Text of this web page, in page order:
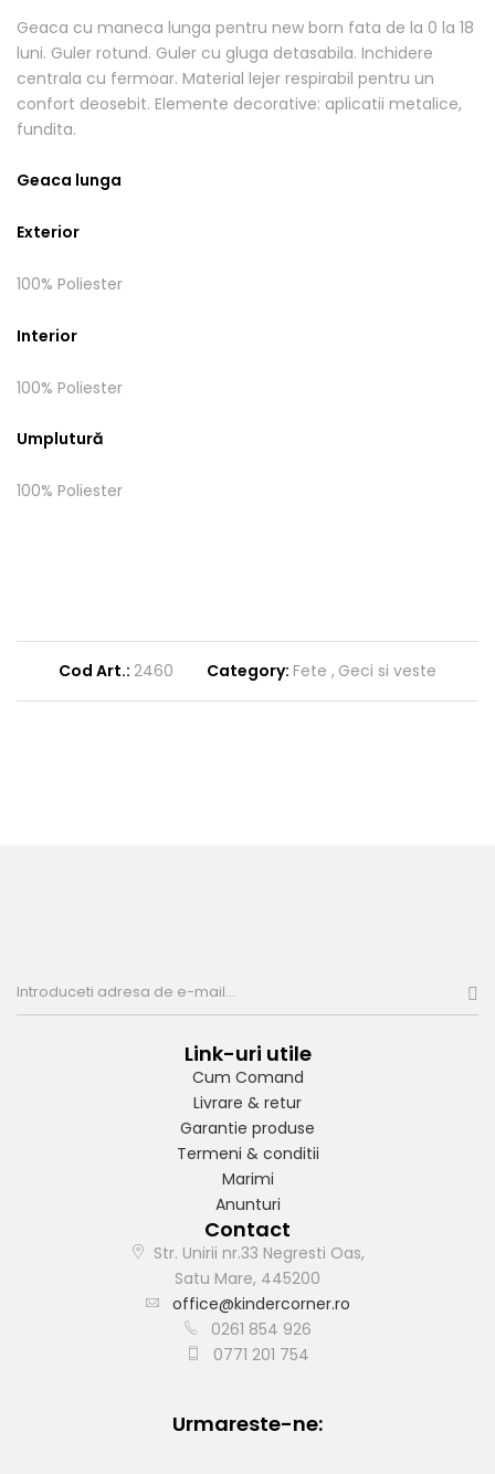
Geaca cu maneca lunga pentru new born fata de la 0 la 18
luni. Guler rotund. Guler cu gluga detasabila. Inchidere
centrala cu fermoar. Material lejer respirabil pentru un
confort deosebit. Elemente decorative: aplicatii metalice,
fundita.
Geaca lunga
Exterior
100% Poliester
Interior
100% Poliester
Umplutură
100% Poliester
Cod Art.: 2460 Category: Fete Geci si veste
Link-uri utile
Cum Comand
Livrare & retur
Garantie produse
Termeni & conditii
Marimi
Anunturi
Contact
Str. Unirii nr.33 Negresti Oas,
Satu Mare, 445200
office@kindercorner.ro
0261 854 926
0771 201 754
Urmareste-ne: